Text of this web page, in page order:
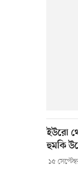
ইউরো
হুমকি
১৫